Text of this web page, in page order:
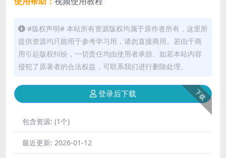
#版权声明# 本站所有资源版权均属于原作者所有，这里所
提供资源均只能用于参考学习用，请勿直接商用。若由于商
用引起版权纠纷，一切责任均由使用者承担。如若本站内容
侵犯了原著者的合法权益，可联系我们进行删除处理。
下载
登录后下载
包含资源: (1个)
最近更新: 2026-01-12